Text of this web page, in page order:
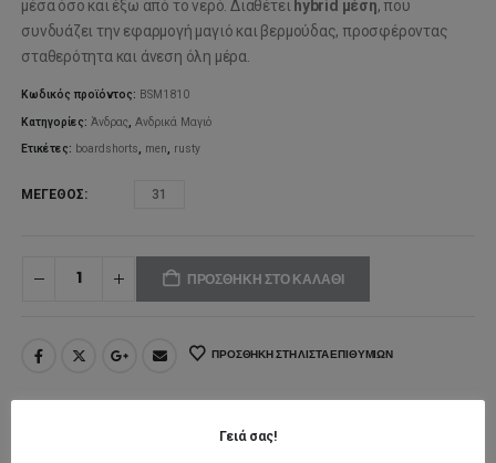
65,99€.είναι:
μέσα όσο και έξω από το νερό. Διαθέτει hybrid μέση, που
συνδυάζει την εφαρμογή μαγιό και βερμούδας, προσφέροντας
σταθερότητα και άνεση όλη μέρα.
Κωδικός προϊόντος: BSM1810
Κατηγορίες:Άνδρας,Ανδρικά Μαγιό
Ετικέτες: boardshorts, men, rusty
ΜΈΓΕΘΟΣ 31
ΠΡΟΣΘΉΚΗ ΣΤΟ ΚΑΛΆΘΙ
ΠΡΟΣΘΉΚΗ ΣΤΗ ΛΊΣΤΑ ΕΠΙΘΥΜΙΏΝ
Γειά σας!